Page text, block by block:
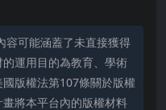
容可能涵蓋了未直接獲得
運用目的為教育、學術
版權法第107條關於版權
將本平台內的版權材料